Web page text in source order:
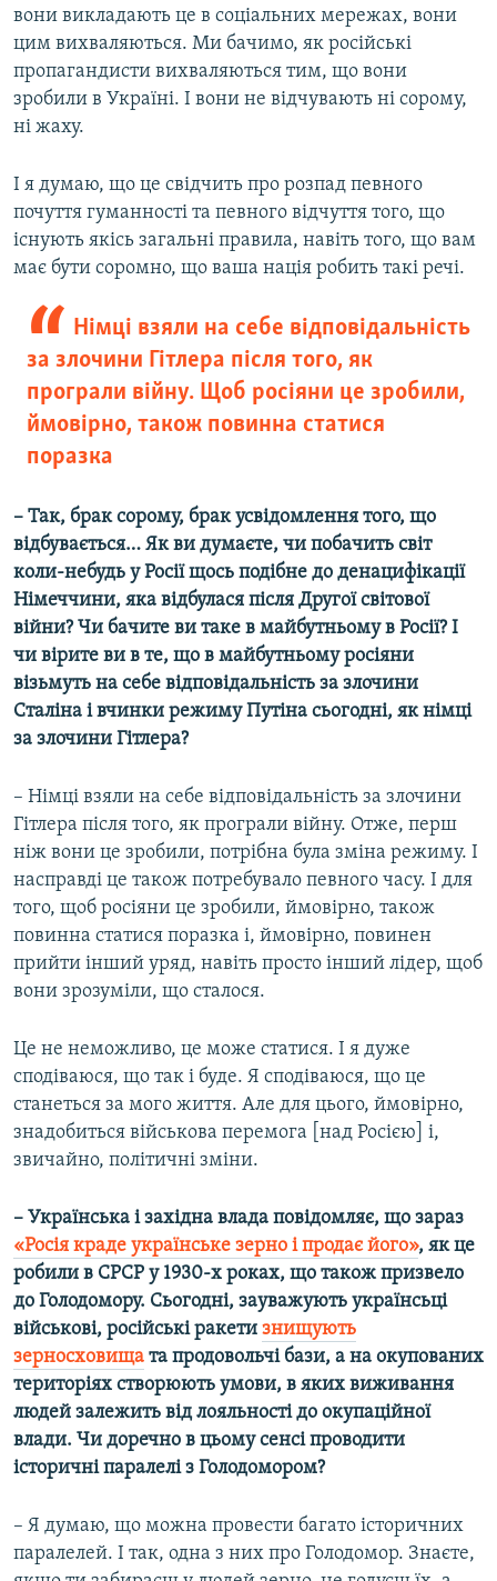
вони викладають це в соціальних мережах, вони
цим вихваляються. Ми бачимо, як російські
пропагандисти вихваляються тим, що вони
зробили в Україні. І вони не відчувають ні сорому,
ні жаху.
І я думаю, що це свідчить про розпад певного
почуття гуманності та певного відчуття того, що
існують якісь загальні правила, навіть того, що вам
має бути соромно, що ваша нація робить такі речі.
Німці взяли на себе відповідальність
за злочини Гітлера після того, як
програли війну. Щоб росіяни це зробили,
ймовірно, також повинна статися
поразка
– Так, брак сорому, брак усвідомлення того, що
відбувається… Як ви думаєте, чи побачить світ
коли-небудь у Росії щось подібне до денацифікації
Німеччини, яка відбулася після Другої світової
війни? Чи бачите ви таке в майбутньому в Росії? І
чи вірите ви в те, що в майбутньому росіяни
візьмуть на себе відповідальність за злочини
Сталіна і вчинки режиму Путіна сьогодні, як німці
за злочини Гітлера?
– Німці взяли на себе відповідальність за злочини
Гітлера після того, як програли війну. Отже, перш
ніж вони це зробили, потрібна була зміна режиму. І
насправді це також потребувало певного часу. І для
того, щоб росіяни це зробили, ймовірно, також
повинна статися поразка і, ймовірно, повинен
прийти інший уряд, навіть просто інший лідер, щоб
вони зрозуміли, що сталося.
Це не неможливо, це може статися. І я дуже
сподіваюся, що так і буде. Я сподіваюся, що це
станеться за мого життя. Але для цього, ймовірно,
знадобиться військова перемога [над Росією] і,
звичайно, політичні зміни.
– Українська і західна влада повідомляє, що зараз
«Росія краде українське зерно і продає його», як це
робили в СРСР у 1930-х роках, що також призвело
до Голодомору. Сьогодні, зауважують українсьці
військові, російські ракети знищують
зерносховища та продовольчі бази, а на окупованих
територіях створюють умови, в яких виживання
людей залежить від лояльності до окупаційної
влади. Чи доречно в цьому сенсі проводити
історичні паралелі з Голодомором?
– Я думаю, що можна провести багато історичних
паралелей. І так, одна з них про Голодомор. Знаєте,